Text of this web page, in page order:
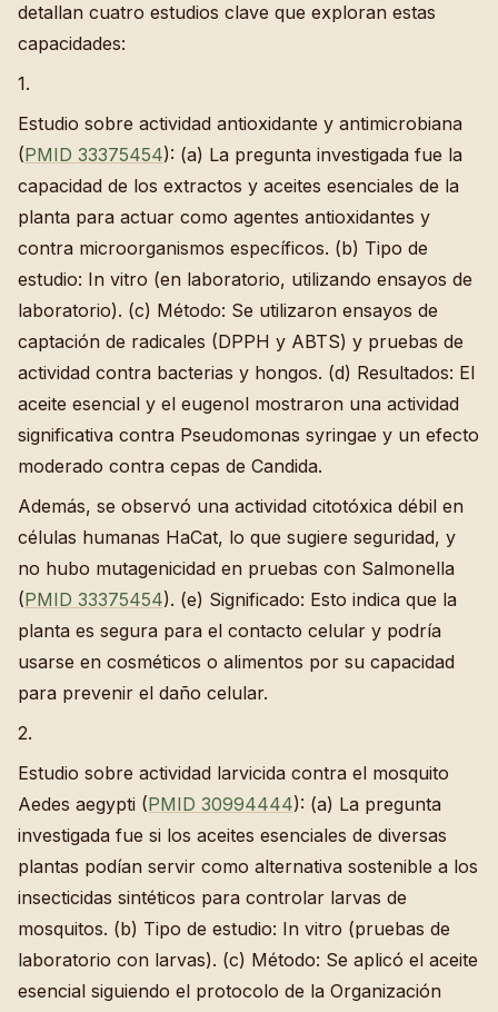
detallan cuatro estudios clave que exploran estas
capacidades:
1.
Estudio sobre actividad antioxidante y antimicrobiana
(PMID 33375454): (a) La pregunta investigada fue la
capacidad de los extractos y aceites esenciales de la
planta para actuar como agentes antioxidantes y
contra microorganismos específicos. (b) Tipo de
estudio: In vitro (en laboratorio, utilizando ensayos de
laboratorio). (c) Método: Se utilizaron ensayos de
captación de radicales (DPPH y ABTS) y pruebas de
actividad contra bacterias y hongos. (d) Resultados: El
aceite esencial y el eugenol mostraron una actividad
significativa contra Pseudomonas syringae y un efecto
moderado contra cepas de Candida.
Además, se observó una actividad citotóxica débil en
células humanas HaCat, lo que sugiere seguridad, y
no hubo mutagenicidad en pruebas con Salmonella
(PMID 33375454). (e) Significado: Esto indica que la
planta es segura para el contacto celular y podría
usarse en cosméticos o alimentos por su capacidad
para prevenir el daño celular.
2.
Estudio sobre actividad larvicida contra el mosquito
Aedes aegypti (PMID 30994444): (a) La pregunta
investigada fue si los aceites esenciales de diversas
plantas podían servir como alternativa sostenible a los
insecticidas sintéticos para controlar larvas de
mosquitos. (b) Tipo de estudio: In vitro (pruebas de
laboratorio con larvas). (c) Método: Se aplicó el aceite
esencial siguiendo el protocolo de la Organización